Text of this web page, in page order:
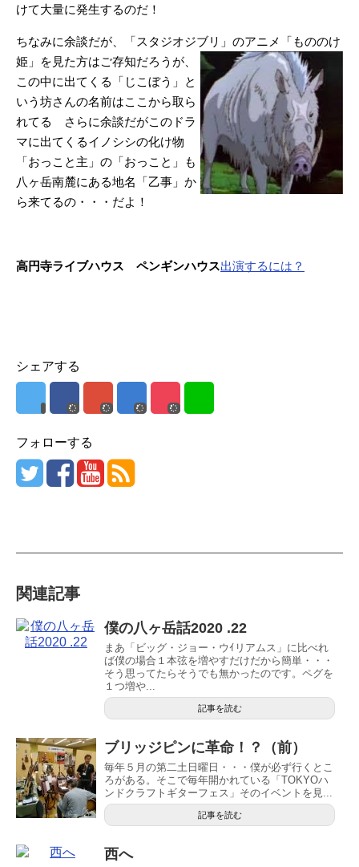
けて大量に発生するのだ！
ちなみに余談だが、「スタジオジブリ」のアニメ「もののけ
姫」を見た方はご存知だろうが、
この中に出てくる「じこぼう」と
いう坊さんの名前はここから取ら
れてる さらに余談だがこのドラ
マに出てくるイノシシの化け物
「おっこと主」の「おっこと」も
八ヶ岳南麓にある地名「乙事」か
ら来てるの・・・だよ！
高円寺ライブハウス ペンギンハウス出演するには？
シェアする
フォローする
関連記事
僕の八ヶ岳話2020 .22
まあ「ビッグ・ジョー・ウｲリアムス」に比べれ
ば僕の場合１本弦を増やすだけだから簡単・・・
そう思ってたらそうでも無かったのです。ペグを
１つ増や...
記事を読む
ブリッジピンに革命！？（前）
毎年５月の第二土日曜日・・・僕が必ず行くとこ
ろがある。そこで毎年開かれている「TOKYOハ
ンドクラフトギターフェス」そのイベントを見...
記事を読む
西へ